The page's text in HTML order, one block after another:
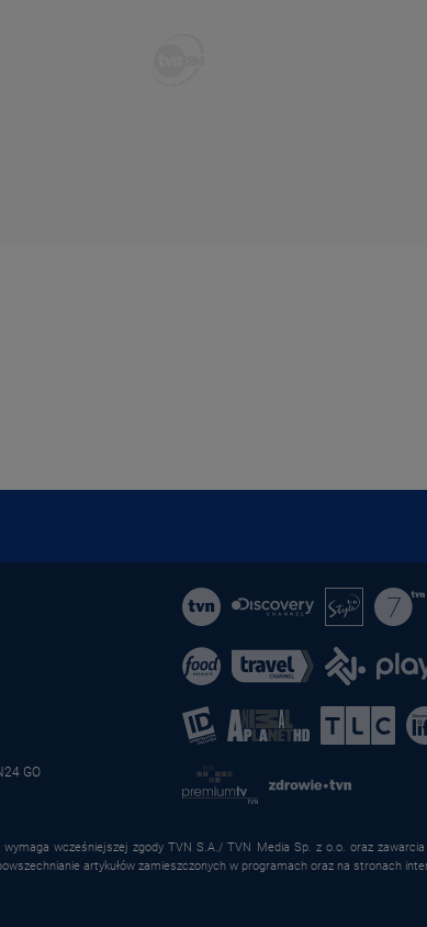
GO
wcześniejszej zgody TVN S.A./ TVN Media Sp. z o.o. oraz
artykułów zamieszczonych w programach oraz na stronach